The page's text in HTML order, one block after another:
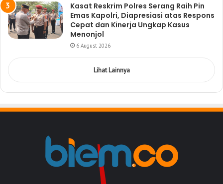
Kasat Reskrim Polres Serang Raih Pin
Emas Kapolri, Diapresiasi atas Respons
Cepat dan Kinerja Ungkap Kasus
Menonjol
6 August 2026
Lihat Lainnya